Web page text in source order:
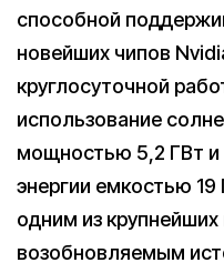
способной
новейших чипов
круглосуточной
использование
мощностью 5,2 ГВт и
энергии емкостью 19
одним из
возобновляемым